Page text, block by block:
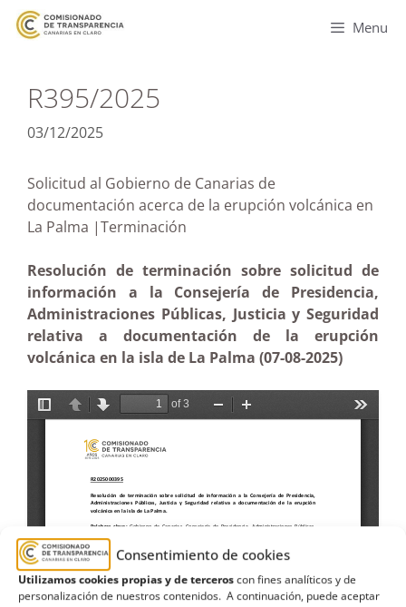
Consentimiento de cookies
Utilizamos cookies propias y de terceroscon fines analíticos y de
personalización de nuestros contenidos. A continuación, puede aceptar
Menu
R395/2025
03/12/2025
Solicitud al Gobierno de Canarias de
documentación acerca de la erupción volcánica en
La Palma |Terminación
Resolución de terminación sobre solicitud de
información a la Consejería de Presidencia,
Administraciones Públicas, Justicia y Seguridad
relativa a documentación de la erupción
volcánica en la isla de La Palma (07-08-2025)